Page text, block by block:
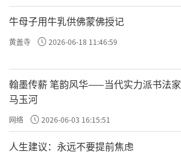
牛母子用牛乳供佛蒙佛授记
黄盖寺 2026-06-18 11:46:59
翰墨传薪 笔韵风华——当代实力派书法家
马玉河
网络 2026-06-03 16:15:51
人生建议：永远不要提前焦虑